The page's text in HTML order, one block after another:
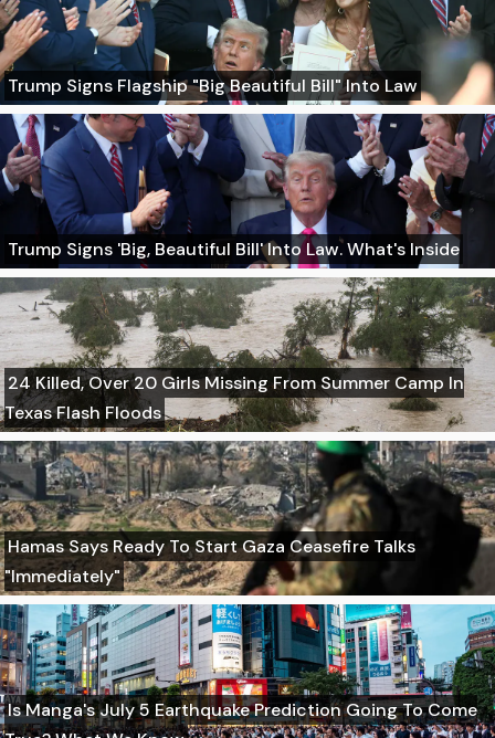
Trump Signs Flagship "Big Beautiful Bill" Into Law
Trump Signs 'Big, Beautiful Bill' Into Law. What's Inside
24 Killed, Over 20 Girls Missing From Summer Camp In
Texas Flash Floods
Hamas Says Ready To Start Gaza Ceasefire Talks
"Immediately"
Is Manga's July 5 Earthquake Prediction Going To Come